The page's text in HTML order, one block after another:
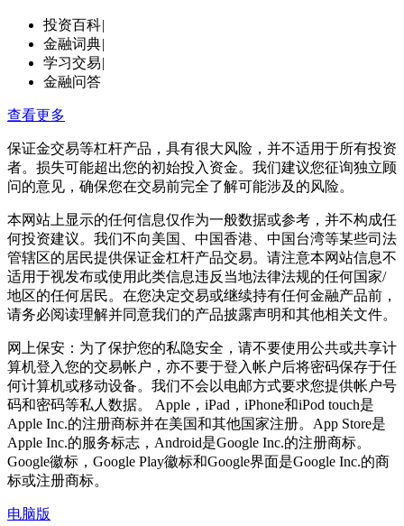
投资百科|
金融词典|
学习交易|
金融问答
查看更多
保证金交易等杠杆产品，具有很大风险，并不适用于所有投资
者。损失可能超出您的初始投入资金。我们建议您征询独立顾
问的意见，确保您在交易前完全了解可能涉及的风险。
本网站上显示的任何信息仅作为一般数据或参考，并不构成任
何投资建议。我们不向美国、中国香港、中国台湾等某些司法
管辖区的居民提供保证金杠杆产品交易。请注意本网站信息不
适用于视发布或使用此类信息违反当地法律法规的任何国家/
地区的任何居民。在您决定交易或继续持有任何金融产品前，
请务必阅读理解并同意我们的产品披露声明和其他相关文件。
网上保安：为了保护您的私隐安全，请不要使用公共或共享计
算机登入您的交易帐户，亦不要于登入帐户后将密码保存于任
何计算机或移动设备。我们不会以电邮方式要求您提供帐户号
码和密码等私人数据。 Apple，iPad，iPhone和iPod touch是
Apple Inc.的注册商标并在美国和其他国家注册。App Store是
Apple Inc.的服务标志，Android是Google Inc.的注册商标。
Google徽标，Google Play徽标和Google界面是Google Inc.的商
标或注册商标。
电脑版